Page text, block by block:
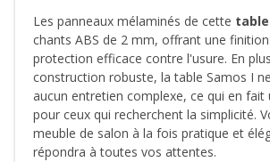
Les panneaux mélaminés de cette table
chants ABS de 2 mm, offrant une
protection efficace contre l'usure. En
construction robuste, la table Samos I
aucun entretien complexe, ce qui en fait
pour ceux qui recherchent la simplicité.
meuble de salon à la fois pratique et
répondra à toutes vos attentes.